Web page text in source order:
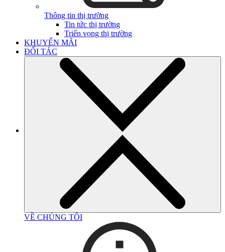
Thông tin thị trường
Tin tức thị trường
Triển vọng thị trường
KHUYẾN MÃI
ĐỐI TÁC
VỀ CHÚNG TÔI